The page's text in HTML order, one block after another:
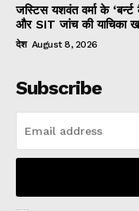
जस्टिस यशवंत वर्मा के
और SIT जांच की याचिका
देश August 8, 2026
Subscribe